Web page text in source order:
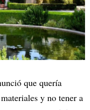
que quería
y no tener a